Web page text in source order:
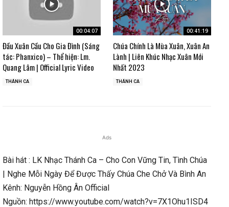
00:04:07
Đầu Xuân Cầu Cho Gia Đình (Sáng
tác: Phanxico) – Thể hiện: Lm.
Quang Lâm | Official Lyric Video
THÁNH CA
00:41:19
Chúa Chính Là Mùa Xuân, Xuân An
Lành | Liên Khúc Nhạc Xuân Mới
Nhất 2023
THÁNH CA
Ads
Bài hát : LK Nhạc Thánh Ca – Cho Con Vững Tin, Tình Chúa
| Nghe Mỗi Ngày Để Được Thấy Chúa Che Chở Và Bình An
Kênh: Nguyễn Hồng Ân Official
Nguồn: https://www.youtube.com/watch?v=7X1Ohu1ISD4